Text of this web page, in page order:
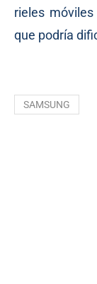
rieles
que podría
SAMSUNG